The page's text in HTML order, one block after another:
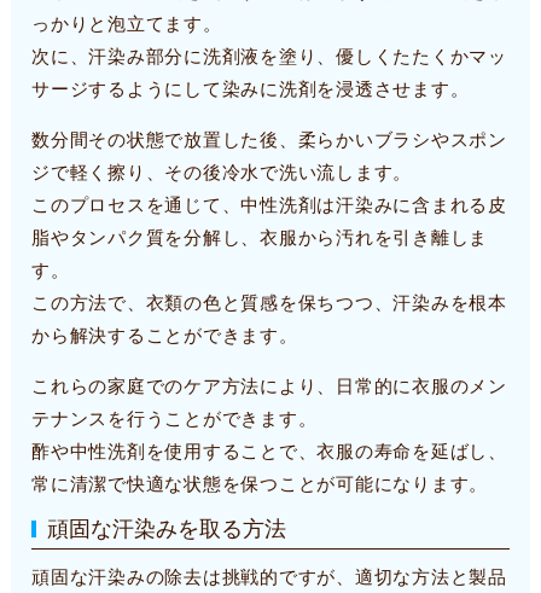
っかりと泡立てます。
次に、汗染み部分に洗剤液を塗り、優しくたたくかマッ
サージするようにして染みに洗剤を浸透させます。
数分間その状態で放置した後、柔らかいブラシやスポン
ジで軽く擦り、その後冷水で洗い流します。
このプロセスを通じて、中性洗剤は汗染みに含まれる皮
脂やタンパク質を分解し、衣服から汚れを引き離しま
す。
この方法で、衣類の色と質感を保ちつつ、汗染みを根本
から解決することができます。
これらの家庭でのケア方法により、日常的に衣服のメン
テナンスを行うことができます。
酢や中性洗剤を使用することで、衣服の寿命を延ばし、
常に清潔で快適な状態を保つことが可能になります。
頑固な汗染みを取る方法
頑固な汗染みの除去は挑戦的ですが、適切な方法と製品